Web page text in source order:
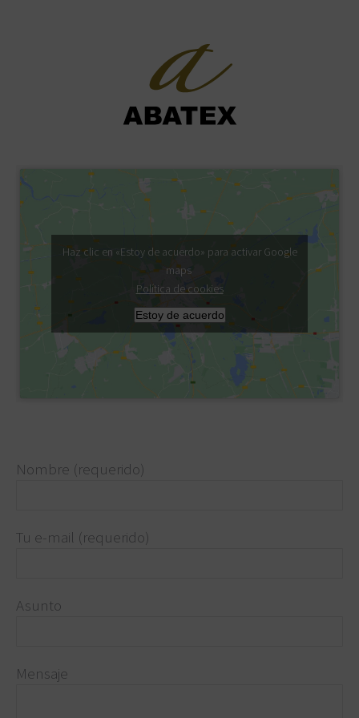
Haz clic en «Estoy de acuerdo» para activar Google
maps
Política de cookies
Estoy de acuerdo
Nombre (requerido)
Tu e-mail (requerido)
Asunto
Mensaje